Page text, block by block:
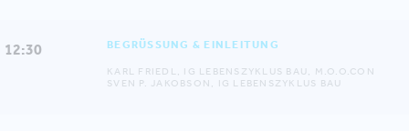
12:30 BEGRÜSSUNG & EINLEITUNG
KARL FRIEDL, IG LEBENSZYKLUS BAU, M.O.O.CON
SVEN P. JAKOBSON, IG LEBENSZYKLUS BAU